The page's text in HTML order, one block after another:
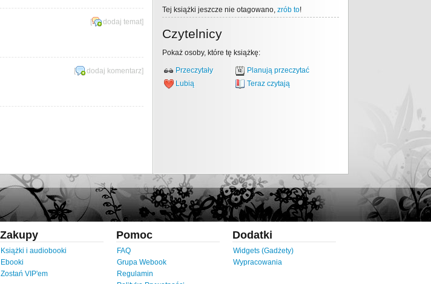
[ dodaj temat]
[ dodaj komentarz]
Tej książki jeszcze nie otagowano, zrób to!
Czytelnicy
Pokaż osoby, które tę książkę:
Przeczytały
Planują przeczytać
Lubią
Teraz czytają
Zakupy
Książki i audiobooki
Ebooki
Zostań VIP'em
Pomoc
FAQ
Grupa Webook
Regulamin
Dodatki
Widgets (Gadżety)
Wypracowania